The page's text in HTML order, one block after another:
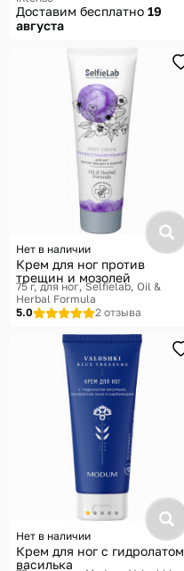
Доставим бесплатно 19
августа
Нет в наличии
Крем для ног против
трещин и мозолей
75 г, для ног Selfielab, Oil &
Herbal Formula
5.0
2 отзыва
Нет в наличии
Крем для ног с гидролатом
василька